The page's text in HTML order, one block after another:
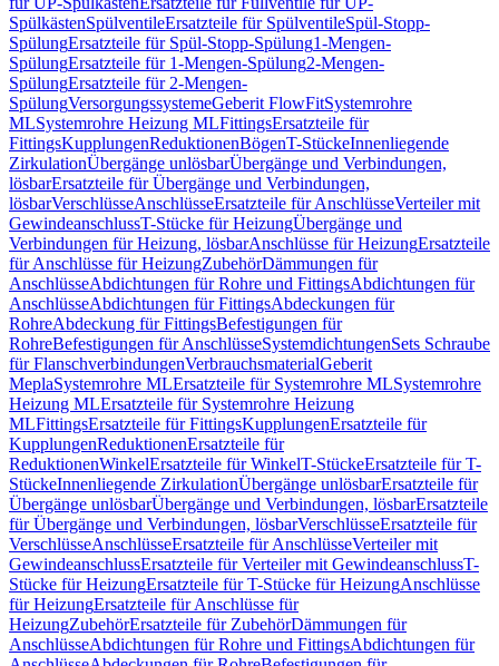
SpülkästenSpülventileErsatzteile für SpülventileSpül-Stopp-
SpülungErsatzteile für Spül-Stopp-Spülung1-Mengen-
SpülungErsatzteile für 1-Mengen-Spülung2-Mengen-
SpülungErsatzteile für 2-Mengen-
SpülungVersorgungssystemeGeberit FlowFitSystemrohre
MLSystemrohre Heizung MLFittingsErsatzteile für
FittingsKupplungenReduktionenBögenT-StückeInnenliegende
ZirkulationÜbergänge unlösbarÜbergänge und Verbindungen,
lösbarErsatzteile für Übergänge und Verbindungen,
lösbarVerschlüsseAnschlüsseErsatzteile für AnschlüsseVerteiler mit
GewindeanschlussT-Stücke für HeizungÜbergänge und
Verbindungen für Heizung, lösbarAnschlüsse für HeizungErsatzteile
für Anschlüsse für HeizungZubehörDämmungen für
AnschlüsseAbdichtungen für Rohre und FittingsAbdichtungen für
AnschlüsseAbdichtungen für FittingsAbdeckungen für
RohreAbdeckung für FittingsBefestigungen für
RohreBefestigungen für AnschlüsseSystemdichtungenSets Schraube
für FlanschverbindungenVerbrauchsmaterialGeberit
MeplaSystemrohre MLErsatzteile für Systemrohre MLSystemrohre
Heizung MLErsatzteile für Systemrohre Heizung
MLFittingsErsatzteile für FittingsKupplungenErsatzteile für
KupplungenReduktionenErsatzteile für
ReduktionenWinkelErsatzteile für WinkelT-StückeErsatzteile für T-
StückeInnenliegende ZirkulationÜbergänge unlösbarErsatzteile für
Übergänge unlösbarÜbergänge und Verbindungen, lösbarErsatzteile
für Übergänge und Verbindungen, lösbarVerschlüsseErsatzteile für
VerschlüsseAnschlüsseErsatzteile für AnschlüsseVerteiler mit
GewindeanschlussErsatzteile für Verteiler mit GewindeanschlussT-
Stücke für HeizungErsatzteile für T-Stücke für HeizungAnschlüsse
für HeizungErsatzteile für Anschlüsse für
HeizungZubehörErsatzteile für ZubehörDämmungen für
AnschlüsseAbdichtungen für Rohre und FittingsAbdichtungen für